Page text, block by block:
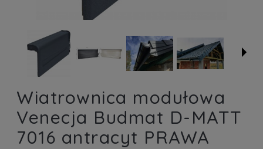
Wiatrownica modułowa
Venecja Budmat D-MATT
7016 antracyt PRAWA